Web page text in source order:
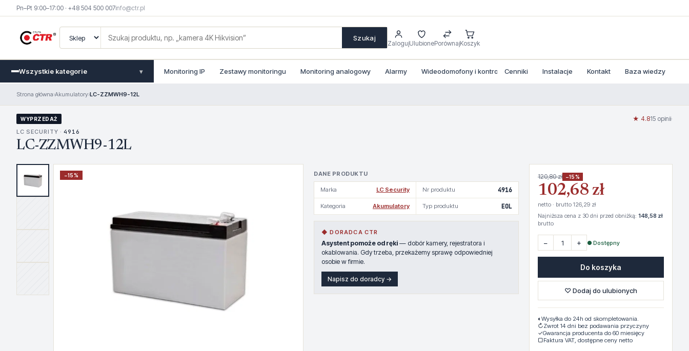
Pn–Pt 9:00–17:00 · +48 504 500 007info@ctr.pl
Szukaj
ZalogujUlubionePorównajKoszyk
Wszystkie kategorie ▾ Monitoring IP Zestawy monitoringu Monitoring analogowy Alarmy Wideodomofony i kontrola dostepu
Cenniki Instalacje Kontakt Baza wiedzy
Strona główna›Akumulatory›LC-ZZMWH9-12L
WYPRZEDAŻ
LC SECURITY · 4916
LC-ZZMWH9-12L
★ 4.815 opinii·
−15% DANE PRODUKTU
Marka LC Security Nr produktu 4916
Kategoria Akumulatory Typ produktu EOL
◆ DORADCA CTR
Asystent pomoże od ręki — dobór kamery, rejestratora i
okablowania. Gdy trzeba, przekażemy sprawę odpowiedniej
osobie w firmie.
Napisz do doradcy →
120,80 zł −15%
102,68 zł
netto · brutto 126,29 zł
Najniższa cena z 30 dni przed obniżką: 148,58 zł
brutto
− + ● Dostępny
Do koszyka
♡ Dodaj do ulubionych
◐ Wysyłka do 24h od skompletowania.
↻Zwrot 14 dni bez podawania przyczyny
✓Gwarancja producenta do 60 miesięcy
▢Faktura VAT, dostępne ceny netto